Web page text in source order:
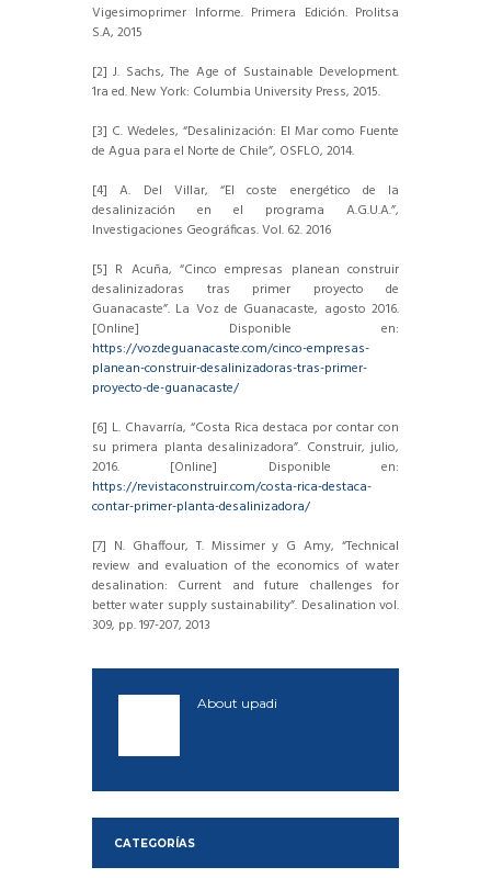
Vigesimoprimer Informe. Primera Edición. Prolitsa
S.A, 2015
[2] J. Sachs, The Age of Sustainable Development.
1ra ed. New York: Columbia University Press, 2015.
[3] C. Wedeles, “Desalinización: El Mar como Fuente
de Agua para el Norte de Chile”, OSFLO, 2014.
[4] A. Del Villar, “El coste energético de la
desalinización en el programa A.G.U.A.”,
Investigaciones Geográficas. Vol. 62. 2016
[5] R Acuña, “Cinco empresas planean construir
desalinizadoras tras primer proyecto de
Guanacaste”. La Voz de Guanacaste, agosto 2016.
[Online] Disponible en:
https://vozdeguanacaste.com/cinco-empresas-
planean-construir-desalinizadoras-tras-primer-
proyecto-de-guanacaste/
[6] L. Chavarría, “Costa Rica destaca por contar con
su primera planta desalinizadora”. Construir, julio,
2016. [Online] Disponible en:
https://revistaconstruir.com/costa-rica-destaca-
contar-primer-planta-desalinizadora/
[7] N. Ghaffour, T. Missimer y G Amy, “Technical
review and evaluation of the economics of water
desalination: Current and future challenges for
better water supply sustainability”. Desalination vol.
309, pp. 197-207, 2013
About upadi
CATEGORÍAS